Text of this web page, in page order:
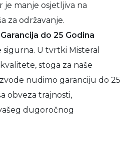
je manje osjetljiva na
za održavanje.
do 25 Godina
sigurna. U tvrtki Misteral
stoga za naše
nudimo garanciju do 25
obveza trajnosti,
dugoročnog